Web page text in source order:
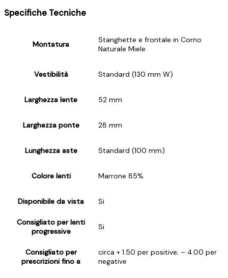
Specifiche Tecniche
Montatura
Stanghette e frontale in Corno
Naturale Miele
Vestibilità Standard (130 mm W)
Larghezza lente 52 mm
Larghezza ponte 28 mm
Lunghezza aste Standard (100 mm)
Colore lenti Marrone 85%
Disponibile da vista Si
Consigliato per lenti
progressive
Si
Consigliato per
prescrizioni fino a
circa + 1.50 per positive; – 4.00 per
negative